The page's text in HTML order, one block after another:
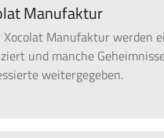
Manufaktur
Xocolat Manufaktur werden
und manche
weitergegeben.